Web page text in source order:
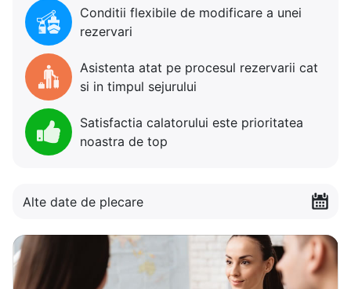
Conditii flexibile de modificare a unei
rezervari
Asistenta atat pe procesul rezervarii cat
si in timpul sejurului
Satisfactia calatorului este prioritatea
noastra de top
Alte date de plecare